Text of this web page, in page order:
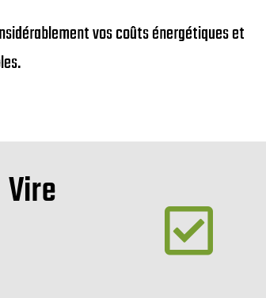
vos coûts énergétiques et